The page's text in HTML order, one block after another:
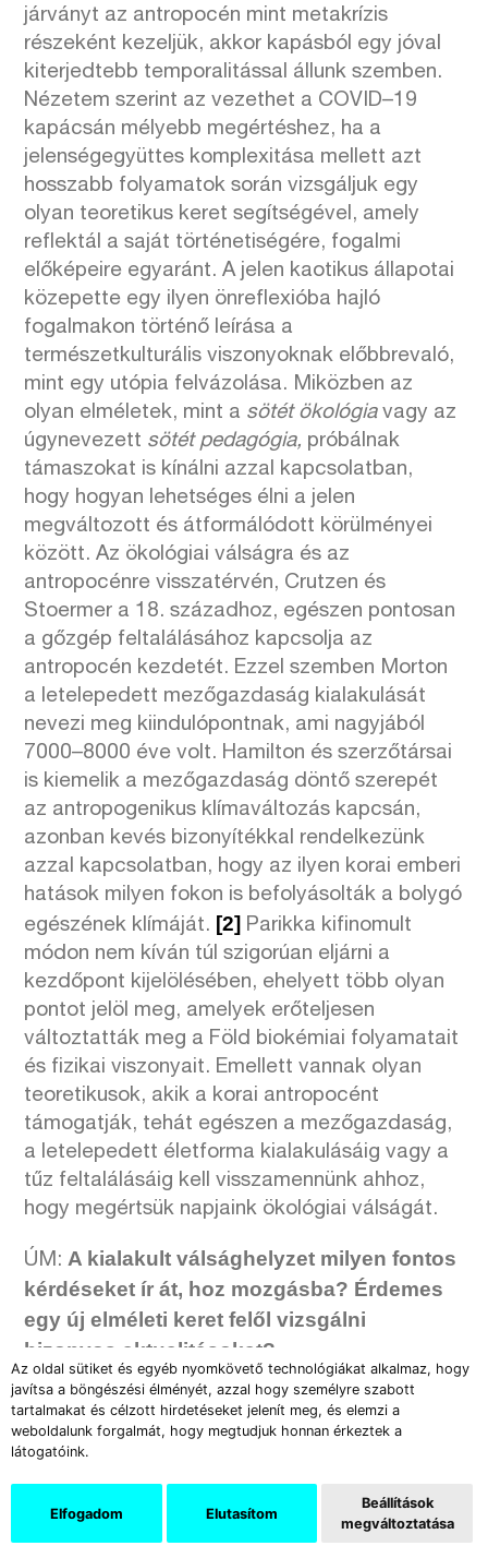
Az oldal sütiket és egyéb nyomkövető technológiákat alkalmaz, hogy
javítsa a böngészési élményét, azzal hogy személyre szabott
tartalmakat és célzott hirdetéseket jelenít meg, és elemzi a
weboldalunk forgalmát, hogy megtudjuk honnan érkeztek a
látogatóink.
Elfogadom Elutasítom
Beállítások
megváltoztatása
járványt az antropocén mint metakrízis
részeként kezeljük, akkor kapásból egy jóval
kiterjedtebb temporalitással állunk szemben.
Nézetem szerint az vezethet a COVID–19
kapácsán mélyebb megértéshez, ha a
jelenségegyüttes komplexitása mellett azt
hosszabb folyamatok során vizsgáljuk egy
olyan teoretikus keret segítségével, amely
reflektál a saját történetiségére, fogalmi
előképeire egyaránt. A jelen kaotikus állapotai
közepette egy ilyen önreflexióba hajló
fogalmakon történő leírása a
természetkulturális viszonyoknak előbbrevaló,
mint egy utópia felvázolása. Miközben az
olyan elméletek, mint a sötét ökológiavagy az
úgynevezett sötét pedagógia, próbálnak
támaszokat is kínálni azzal kapcsolatban,
hogy hogyan lehetséges élni a jelen
megváltozott és átformálódott körülményei
között. Az ökológiai válságra és az
antropocénre visszatérvén, Crutzen és
Stoermer a 18. századhoz, egészen pontosan
a gőzgép feltalálásához kapcsolja az
antropocén kezdetét. Ezzel szemben Morton
a letelepedett mezőgazdaság kialakulását
nevezi meg kiindulópontnak, ami nagyjából
7000–8000 éve volt. Hamilton és szerzőtársai
is kiemelik a mezőgazdaság döntő szerepét
az antropogenikus klímaváltozás kapcsán,
azonban kevés bizonyítékkal rendelkezünk
azzal kapcsolatban, hogy az ilyen korai emberi
hatások milyen fokon is befolyásolták a bolygó
egészének klímáját. [2] Parikka kifinomult
módon nem kíván túl szigorúan eljárni a
kezdőpont kijelölésében, ehelyett több olyan
pontot jelöl meg, amelyek erőteljesen
változtatták meg a Föld biokémiai folyamatait
és fizikai viszonyait. Emellett vannak olyan
teoretikusok, akik a korai antropocént
támogatják, tehát egészen a mezőgazdaság,
a letelepedett életforma kialakulásáig vagy a
tűz feltalálásáig kell visszamennünk ahhoz,
hogy megértsük napjaink ökológiai válságát.
ÚM:A kialakult válsághelyzet milyen fontos
kérdéseket ír át, hoz mozgásba? Érdemes
egy új elméleti keret felől vizsgálni
bizonyos aktualitásokat?
HM : A koronavírus által kiváltott helyzet
elemezhető sok perspektívából. Beszélhetünk
a neoliberális kapitalizmus kríziséről, amelyet a
kapitalocén megközelítés vethet fel, leírhatjuk
a válságot a nonhumán állatokkal való
erőszakos, elnyomó bánásmódként, az